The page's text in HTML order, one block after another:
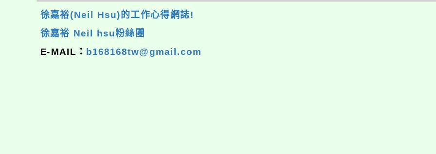
徐嘉裕(Neil Hsu)的工作心得網誌!
徐嘉裕 Neil hsu粉絲團
E-MAIL： b168168tw@gmail.com